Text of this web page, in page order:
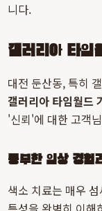
니다.
갤러리아 타임
대전 둔산동, 특히
갤러리아 타임월드
'신뢰'에 대한 고객
풍부한 임상 경험
색소 치료는 매우